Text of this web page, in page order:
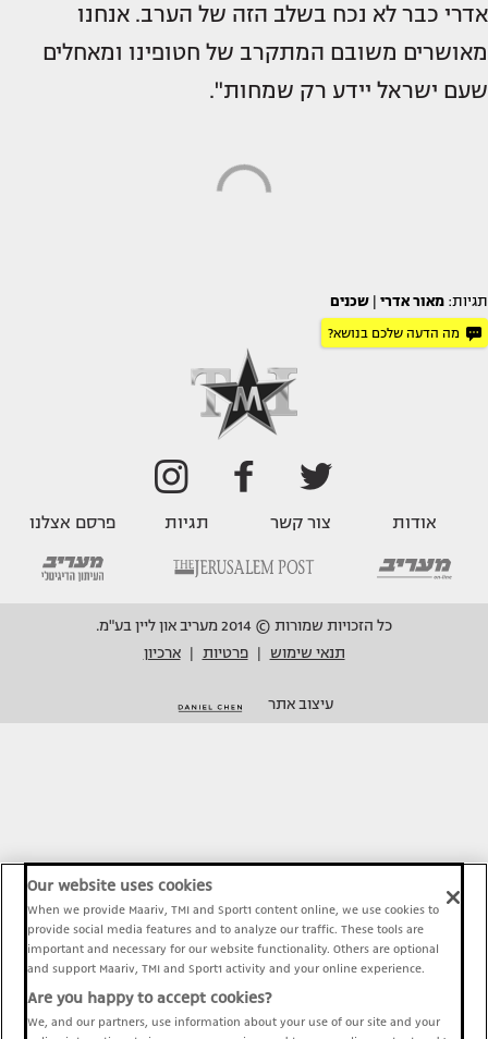
אדרי כבר לא נכח בשלב הזה של הערב. אנחנו
מאושרים משובם המתקרב של חטופינו ומאחלים
שעם ישראל יידע רק שמחות".
תגיות: מאור אדרי שכנים
מה הדעה שלכם בנושא?
אודות צור קשר תגיות פרסם אצלנו
כל הזכויות שמורות © 2014 מעריב און ליין בע"מ.
תנאי שימוש
פרטיות ארכיון
עיצוב אתר
Our website uses cookies
When we provide Maariv, TMI and Sport1 content online, we use cookies to
provide social media features and to analyze our traffic. These tools are
important and necessary for our website functionality. Others are optional
and support Maariv, TMI and Sport1 activity and your online experience.
Are you happy to accept cookies?
We, and our partners, use information about your use of our site and your